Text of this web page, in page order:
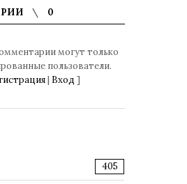
0
могут только
пользователи.
| Вход ]
405